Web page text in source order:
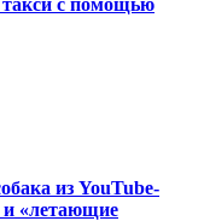
с помощью
из YouTube-
и «летающие